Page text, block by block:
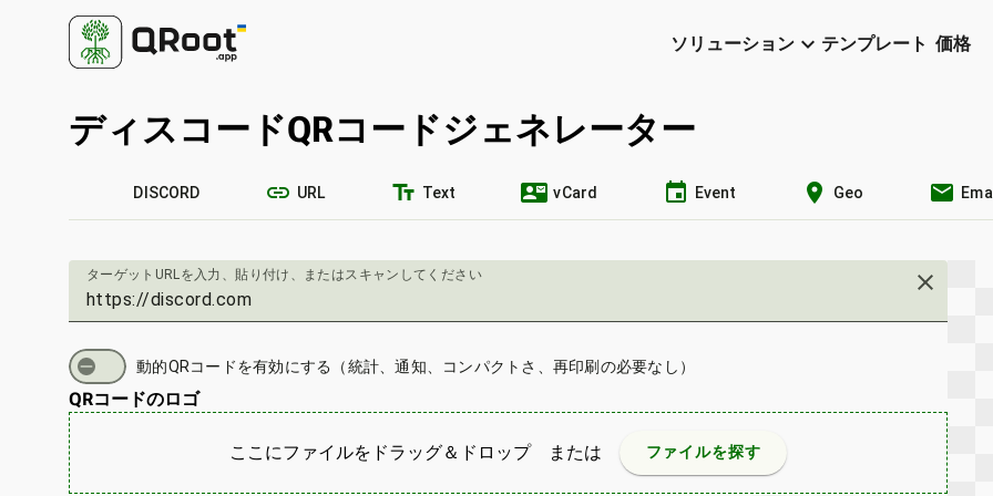
ソリューションkeyboard_arrow_down テンプレート 価格
ディスコードQRコードジェネレーター
DISCORD link URL text_fields Text contact_mail vCard event Event location_on Geo email
ターゲットURLを入力、貼り付け、またはスキャンしてください close
動的QRコードを有効にする（統計、通知、コンパクトさ、再印刷の必要なし）
QRコードのロゴ
ここにファイルをドラッグ＆ドロップ または ファイルを探す